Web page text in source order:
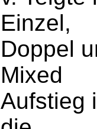
Einzel,
Doppel
Mixed
Aufstieg